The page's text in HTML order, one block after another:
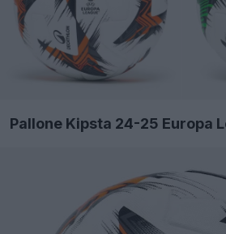
Pallone Kipsta 24-25 Europa